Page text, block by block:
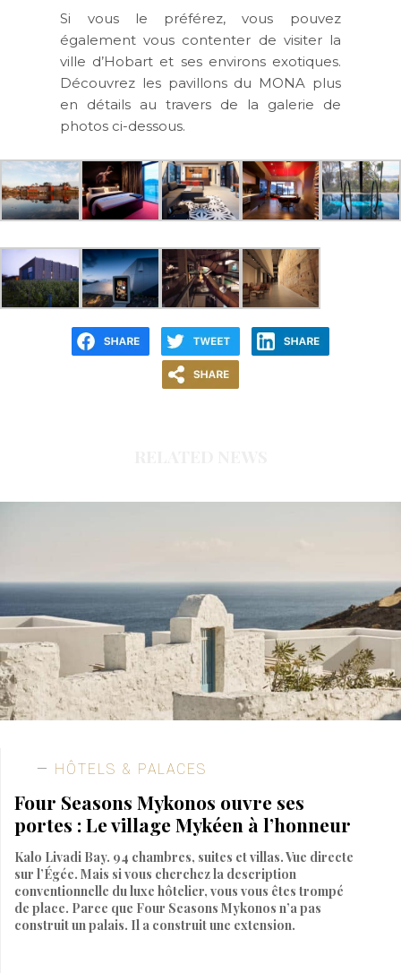
Si vous le préférez, vous pouvez
également vous contenter de visiter la
ville d’Hobart et ses environs exotiques.
Découvrez les pavillons du MONA plus
en détails au travers de la galerie de
photos ci-dessous.
HÔTELS & PALACES
Four Seasons Mykonos ouvre ses
portes : Le village Mykéen à l’honneur
Kalo Livadi Bay. 94 chambres, suites et villas. Vue directe
sur l’Égée. Mais si vous cherchez la description
conventionnelle du luxe hôtelier, vous vous êtes trompé
de place. Parce que Four Seasons Mykonos n’a pas
construit un palais. Il a construit une extension.